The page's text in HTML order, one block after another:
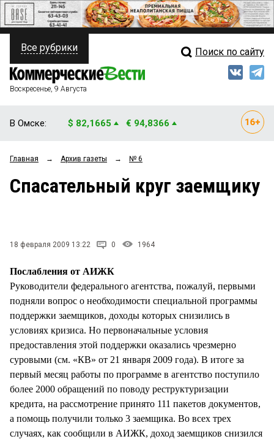
ПОЛИТИКА
ФИНАНСЫ
ОБЩЕСТВО
ЗАКОН
ПРОИСШЕСТВИЯ
СТИЛЬ ЖИЗНИ
Свежий выпуск
Рейтинги
Все рубрики Поиск по сайту
Воскресенье, 9 Августа
В Омске: $ 82,1665 € 94,8366
Главная → Архив газеты → № 6
Спасательный круг заемщику
18 февраля 2009 13:22 0 1964
Послабления от АИЖК
Руководители федерального агентства, пожалуй, первыми
подняли вопрос о необходимости специальной программы
поддержки заемщиков, доходы которых снизились в
условиях кризиса. Но первоначальные условия
предоставления этой поддержки оказались чрезмерно
суровыми (см. «КВ» от 21 января 2009 года). В итоге за
первый месяц работы по программе в агентство поступило
более 2000 обращений по поводу реструктуризации
кредита, на рассмотрение принято 111 пакетов документов,
а помощь получили только 3 заемщика. Во всех трех
случаях, как сообщили в АИЖК, доход заемщиков снизился